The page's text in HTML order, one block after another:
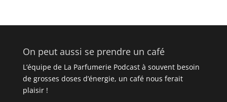
On peut aussi se prendre un café
L’équipe de La Parfumerie Podcast à souvent besoin
de grosses doses d’énergie, un café nous ferait
plaisir !